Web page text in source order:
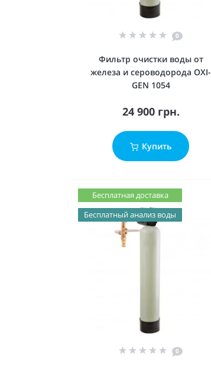
0
Фильтр очистки воды от
железа и сероводорода OXI-
GEN 1054
24 900 грн.
Купить
Бесплатная доставка
Бесплатный анализ воды
0